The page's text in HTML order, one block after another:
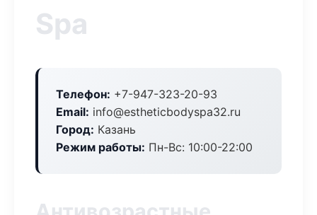
Spa
Телефон: +7-947-323-20-93
Email: info@estheticbodyspa32.ru
Город: Казань
Режим работы: Пн-Вс: 10:00-22:00